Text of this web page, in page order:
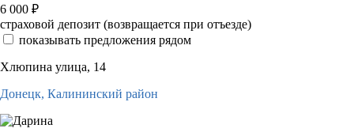
6 000 ₽
страховой депозит (возвращается при отъезде)
показывать предложения рядом
Хлюпина улица, 14
Донецк, Калининский район